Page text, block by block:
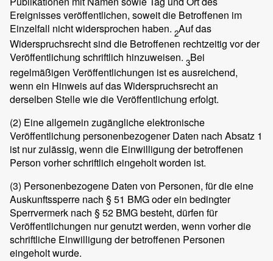
Ereignisses veröffentlichen, soweit die Betroffenen im
Einzelfall nicht widersprochen haben. 2Auf das
Widerspruchsrecht sind die Betroffenen rechtzeitig vor der
Veröffentlichung schriftlich hinzuweisen. 3Bei
regelmäßigen Veröffentlichungen ist es ausreichend,
wenn ein Hinweis auf das Widerspruchsrecht an
derselben Stelle wie die Veröffentlichung erfolgt.
(2) Eine allgemein zugängliche elektronische
Veröffentlichung personenbezogener Daten nach Absatz 1
ist nur zulässig, wenn die Einwilligung der betroffenen
Person vorher schriftlich eingeholt worden ist.
(3) Personenbezogene Daten von Personen, für die eine
Auskunftssperre nach § 51 BMG oder ein bedingter
Sperrvermerk nach § 52 BMG besteht, dürfen für
Veröffentlichungen nur genutzt werden, wenn vorher die
schriftliche Einwilligung der betroffenen Personen
eingeholt wurde.